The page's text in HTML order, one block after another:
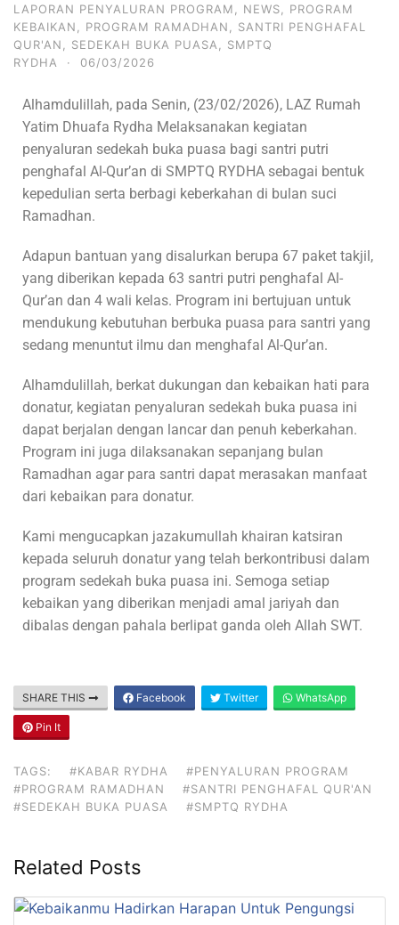
LAPORAN PENYALURAN PROGRAM NEWS
PROGRAM
KEBAIKAN
PROGRAM RAMADHAN
SANTRI PENGHAFAL
QUR'AN
SEDEKAH BUKA PUASA
SMPTQ
RYDHA
· 06/03/2026
Alhamdulillah, pada Senin, (23/02/2026), LAZ Rumah
Yatim Dhuafa Rydha Melaksanakan kegiatan
penyaluran sedekah buka puasa bagi santri putri
penghafal Al-Qur’an di SMPTQ RYDHA sebagai bentuk
kepedulian serta berbagi keberkahan di bulan suci
Ramadhan.
Adapun bantuan yang disalurkan berupa 67 paket takjil,
yang diberikan kepada 63 santri putri penghafal Al-
Qur’an dan 4 wali kelas. Program ini bertujuan untuk
mendukung kebutuhan berbuka puasa para santri yang
sedang menuntut ilmu dan menghafal Al-Qur’an.
Alhamdulillah, berkat dukungan dan kebaikan hati para
donatur, kegiatan penyaluran sedekah buka puasa ini
dapat berjalan dengan lancar dan penuh keberkahan.
Program ini juga dilaksanakan sepanjang bulan
Ramadhan agar para santri dapat merasakan manfaat
dari kebaikan para donatur.
Kami mengucapkan jazakumullah khairan katsiran
kepada seluruh donatur yang telah berkontribusi dalam
program sedekah buka puasa ini. Semoga setiap
kebaikan yang diberikan menjadi amal jariyah dan
dibalas dengan pahala berlipat ganda oleh Allah SWT.
SHARE THIS Facebook Twitter WhatsApp
Pin It
TAGS: #KABAR RYDHA
#PENYALURAN PROGRAM
#PROGRAM RAMADHAN
#SANTRI PENGHAFAL QUR'AN
#SEDEKAH BUKA PUASA
#SMPTQ RYDHA
Related Posts